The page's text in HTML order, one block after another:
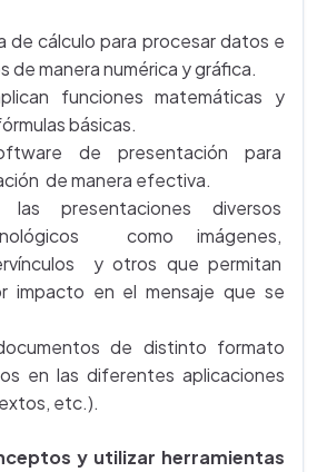
de cálculo para procesar datos e
de manera numérica y gráfica.
funciones matemáticas y
básicas.
de presentación para
de manera efectiva.
presentaciones diversos
como imágenes,
y otros que permitan
impacto en el mensaje que se
de distinto formato
en las diferentes aplicaciones
etc.).
y utilizar herramientas